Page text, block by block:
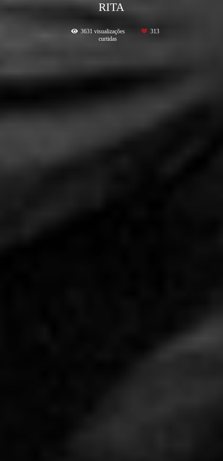
RITA
3631 visualizações
313
curtidas